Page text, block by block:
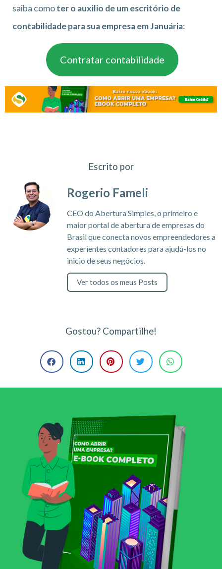
saiba comoter o auxilio de um escritório de
contabilidade para sua empresa em Januária:
Contratar contabilidade
Escrito por
Rogerio Fameli
CEO do Abertura Simples, o primeiro e
maior portal de abertura de empresas do
Brasil que conecta novos empreendedores a
experientes contadores para ajudá-los no
inicio de seus negócios.
Ver todos os meus Posts
Gostou? Compartilhe!